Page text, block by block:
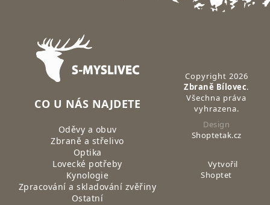
Zápatí
CO U NÁS NAJDETE
Oděvy a obuv
Zbraně a střelivo
Optika
Lovecké potřeby
Kynologie
Zpracování a skladování zvěřiny
Ostatní
Copyright 2026
Zbraně Bílovec.
Všechna práva
vyhrazena.
Design
Shoptetak.cz
Vytvořil
Shoptet